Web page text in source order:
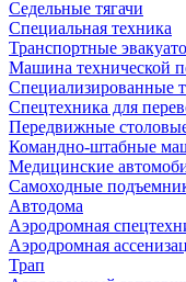
Седельные тягачи
Специальная техника
Транспортные
Машина технической
Специализированные
Спецтехника для
Передвижные
Командно-штабные
Медицинские
Самоходные
Автодома
Аэродромная
Аэродромная
Трап